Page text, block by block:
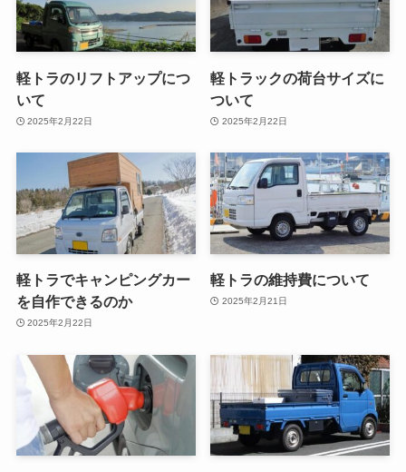
軽トラのリフトアップにつ
いて
2025年2月22日
軽トラックの荷台サイズに
ついて
2025年2月22日
軽トラでキャンピングカー
を自作できるのか
2025年2月22日
軽トラの維持費について
2025年2月21日